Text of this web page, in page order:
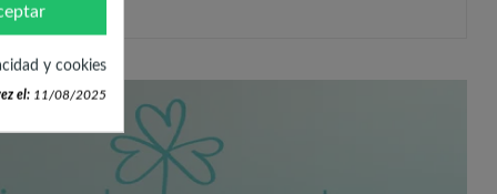
y cookies
el: 11/08/2025